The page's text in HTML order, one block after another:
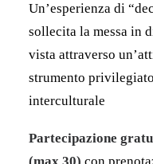
Un’esperienza di
sollecita la messa in
vista attraverso
strumento
interculturale
Partecipazione